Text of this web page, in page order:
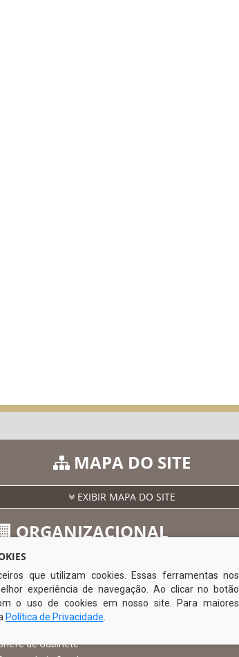
MAPA DO SITE
EXIBIR MAPA DO SITE
ORGANIZACIONAL
Prefeito
Prefeito
Ouvidoria Municipal
de Gabinete
que utilizam cookies. Essas ferramentas nos
experiência de navegação. Ao clicar no botão
o uso de cookies em nosso site. Para maiores
Política de Privacidade